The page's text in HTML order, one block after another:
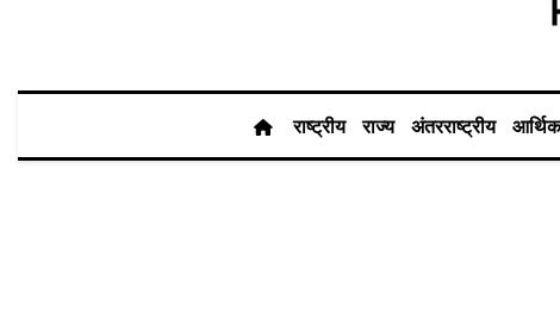
राष्ट्रीय राज्य अंतरराष्ट्रीय आर्थिक